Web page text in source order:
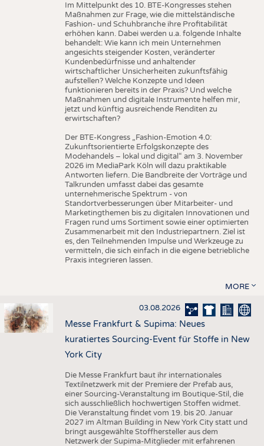
Im Mittelpunkt des 10. BTE-Kongresses stehen
Maßnahmen zur Frage, wie die mittelständische
Fashion- und Schuhbranche ihre Profitabilität
erhöhen kann. Dabei werden u.a. folgende Inhalte
behandelt: Wie kann ich mein Unternehmen
angesichts steigender Kosten, veränderter
Kundenbedürfnisse und anhaltender
wirtschaftlicher Unsicherheiten zukunftsfähig
aufstellen? Welche Konzepte und Ideen
funktionieren bereits in der Praxis? Und welche
Maßnahmen und digitale Instrumente helfen mir,
jetzt und künftig ausreichende Renditen zu
erwirtschaften?
Der BTE-Kongress „Fashion-Emotion 4.0:
Zukunftsorientierte Erfolgskonzepte des
Modehandels – lokal und digital“ am 3. November
2026 im MediaPark Köln will dazu praktikable
Antworten liefern. Die Bandbreite der Vorträge und
Talkrunden umfasst dabei das gesamte
unternehmerische Spektrum - von
Standortverbesserungen über Mitarbeiter- und
Marketingthemen bis zu digitalen Innovationen und
Fragen rund ums Sortiment sowie einer optimierten
Zusammenarbeit mit den Industriepartnern. Ziel ist
es, den Teilnehmenden Impulse und Werkzeuge zu
vermitteln, die sich einfach in die eigene betriebliche
Praxis integrieren lassen.
MORE
03.08.2026
Messe Frankfurt & Supima: Neues
kuratiertes Sourcing-Event für Stoffe in New
York City
Die Messe Frankfurt baut ihr internationales
Textilnetzwerk mit der Premiere der Prefab aus,
einer Sourcing-Veranstaltung im Boutique-Stil, die
sich ausschließlich hochwertigen Stoffen widmet.
Die Veranstaltung findet vom 19. bis 20. Januar
2027 im Altman Building in New York City statt und
bringt ausgewählte Stoffhersteller aus dem
Netzwerk der Supima-Mitglieder mit erfahrenen